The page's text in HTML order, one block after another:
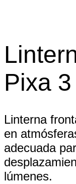
Pixa
Linterna
en
adecuada
lúmenes.